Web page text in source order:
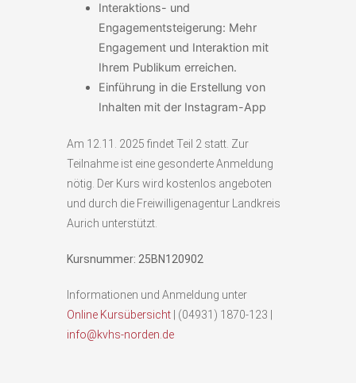
Interaktions- und
Engagementsteigerung: Mehr
Engagement und Interaktion mit
Ihrem Publikum erreichen.
Einführung in die Erstellung von
Inhalten mit der Instagram-App
Am 12.11. 2025 findet Teil 2 statt. Zur
Teilnahme ist eine gesonderte Anmeldung
nötig. Der Kurs wird kostenlos angeboten
und durch die Freiwilligenagentur Landkreis
Aurich unterstützt.
Kursnummer: 25BN120902
Informationen und Anmeldung unter
Online Kursübersicht | (04931) 1870-123 |
info@kvhs-norden.de